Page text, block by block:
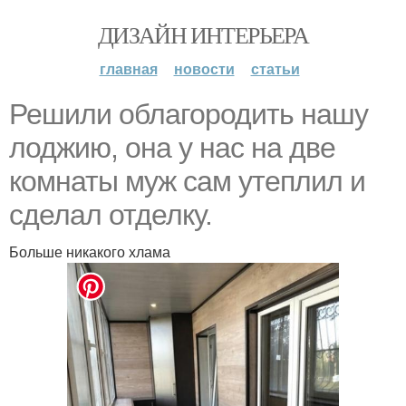
ДИЗАЙН ИНТЕРЬЕРА
главная новости статьи
Решили облагородить нашу
лоджию, она у нас на две
комнаты муж сам утеплил и
сделал отделку.
Больше никакого хлама